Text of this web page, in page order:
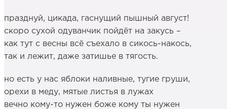
празднуй, цикада, гаснущий пышный август!
скоро сухой одуванчик пойдёт на закусь –
как тут с весны всё съехало в сикось-накось,
так и лежит, даже затишье в тягость.
но есть у нас яблоки наливные, тугие груши,
орехи в меду, мятые листья в лужах
вечно кому-то нужен боже кому ты нужен